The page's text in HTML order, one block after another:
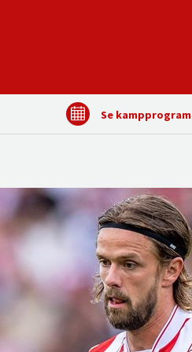
Se kampprogram